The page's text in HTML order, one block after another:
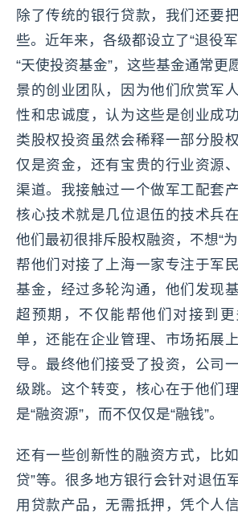
除了传统的银行贷款，我们还要
些。近年来，各级都设立了“退役
“天使投资基金”，这些基金通常更
景的创业团队，因为他们欣赏军
性和忠诚度，认为这些是创业成
类股权投资虽然会稀释一部分股
仅是资金，还有宝贵的行业资源
渠道。我接触过一个做军工配套
核心技术就是几位退伍的技术兵
他们最初很排斥股权融资，不想“为
帮他们对接了上海一家专注于军
基金，经过多轮沟通，他们发现
超预期，不仅能帮他们对接到
单，还能在企业管理、市场拓展
导。最终他们接受了投资，公司
级跳。这个转变，核心在于他们
是“融资源”，而不仅仅是“融钱”。
还有一些创新性的融资方式，比如
贷”等。很多地方银行会针对退伍
用贷款产品，无需抵押，凭个人